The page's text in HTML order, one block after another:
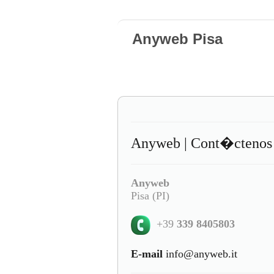
Anyweb Pisa
Anyweb | Cont�ctenos
Anyweb
Pisa (PI)
+39 339 8405803
E-mail info@anyweb.it